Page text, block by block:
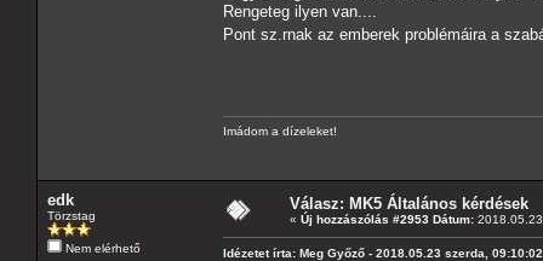
Rengeteg ilyen van....
Pont sz.rnak az emberek problémáira a
Imádom a dízeleket!
edk
Törzstag
Nem elérhető
Válasz: MK5 Általános kérdések
« Új hozzászólás #2953 Dátum:
Idézetet írta: Meg Győző - 2018.05.23 szerda, 09:10:02